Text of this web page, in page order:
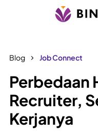
Blog Job Connect
Perbedaan
Recruiter,
Kerjanya